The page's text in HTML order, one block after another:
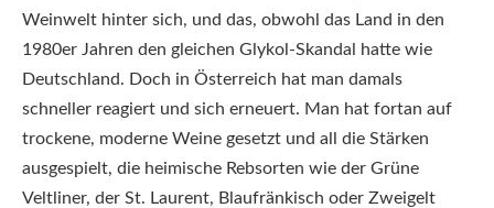
Weinwelt hinter sich, und das, obwohl das Land in den
1980er Jahren den gleichen Glykol-Skandal hatte wie
Deutschland. Doch in Österreich hat man damals
schneller reagiert und sich erneuert. Man hat fortan auf
trockene, moderne Weine gesetzt und all die Stärken
ausgespielt, die heimische Rebsorten wie der Grüne
Veltliner, der St. Laurent, Blaufränkisch oder Zweigelt